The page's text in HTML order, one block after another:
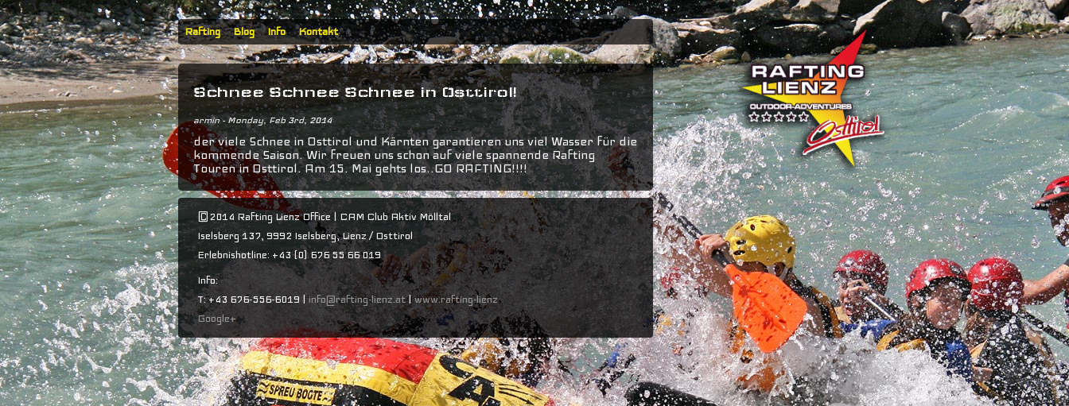
Rafting Blog Info Kontakt
Schnee Schnee Schnee in Osttirol!
armin- Monday, Feb 3rd, 2014
der viele Schnee in Osttirol und Kärnten garantieren uns viel Wasser für die
kommende Saison. Wir freuen uns schon auf viele spannende Rafting
Touren in Osttirol. Am 15. Mai gehts los..GO RAFTING!!!!
©2014 Rafting Lienz Office | CAM Club Aktiv Mölltal
Iselsberg 137, 9992 Iselsberg, Lienz / Osttirol
Erlebnishotline: +43 (0) 676 55 66 019
Info:
T: +43 676-556-6019 |info@rafting-lienz.at|www.rafting-lienz
Google+